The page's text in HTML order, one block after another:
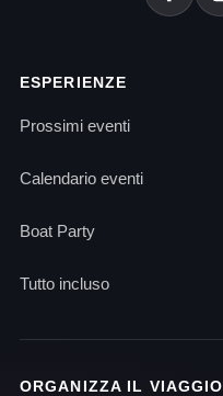
ESPERIENZE
Prossimi eventi
Calendario eventi
Boat Party
Tutto incluso
ORGANIZZA IL VIAGGIO